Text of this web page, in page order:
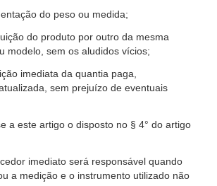
do peso ou medida;
do produto por outro da mesma
modelo, sem os aludidos vícios;
imediata da quantia paga,
sem prejuízo de eventuais
a este artigo o disposto no § 4° do artigo
imediato será responsável quando
a medição e o instrumento utilizado não